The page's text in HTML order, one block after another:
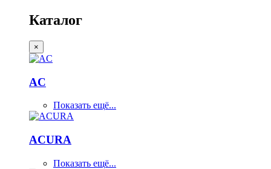
Каталог
×
AC
Показать ещё...
ACURA
Показать ещё...